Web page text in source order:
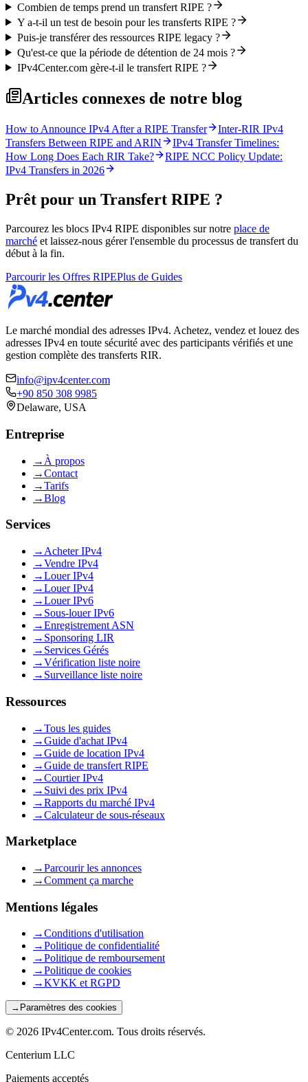
Combien de temps prend un transfert RIPE ?
Y a-t-il un test de besoin pour les transferts RIPE ?
Puis-je transférer des ressources RIPE legacy ?
Qu'est-ce que la période de détention de 24 mois ?
IPv4Center.com gère-t-il le transfert RIPE ?
Articles connexes de notre blog
How to Announce IPv4 After a RIPE Transfer
Inter-RIR IPv4
Transfers Between RIPE and ARIN
IPv4 Transfer Timelines:
How Long Does Each RIR Take?
RIPE NCC Policy Update:
IPv4 Transfers in 2026
Prêt pour un Transfert RIPE ?
Parcourez les blocs IPv4 RIPE disponibles sur notre place de
marché et laissez-nous gérer l'ensemble du processus de transfert du
début à la fin.
Parcourir les Offres RIPEPlus de Guides
Le marché mondial des adresses IPv4. Achetez, vendez et louez des
adresses IPv4 en toute sécurité avec des participants vérifiés et une
gestion complète des transferts RIR.
info@ipv4center.com
+90 850 308 9985
Delaware, USA
Entreprise
→ À propos
→Contact
→Tarifs
→Blog
Services
→ Acheter IPv4
→Vendre IPv4
→Louer IPv4
→Louer IPv4
→Louer IPv6
→ Sous-louer IPv6
→Enregistrement ASN
→ Sponsoring LIR
→ Services Gérés
→Vérification liste noire
→ Surveillance liste noire
Ressources
→Tous les guides
→Guide d'achat IPv4
→Guide de location IPv4
→Guide de transfert RIPE
→Courtier IPv4
→ Suivi des prix IPv4
→Rapports du marché IPv4
→Calculateur de sous-réseaux
Marketplace
→Parcourir les annonces
→Comment ça marche
Mentions légales
→Conditions d'utilisation
→Politique de confidentialité
→Politique de remboursement
→Politique de cookies
→KVKK et RGPD
→ Paramètres des cookies
© 2026 IPv4Center.com. Tous droits réservés.
Centerium LLC
Paiements acceptés